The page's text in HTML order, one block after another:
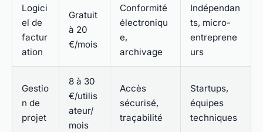
Logici
el de
factur
ation
Gratuit
à 20
€/mois
Conformité
électroniqu
e,
archivage
Indépendan
ts, micro-
entreprene
urs
Gestio
n de
projet
8 à 30
€/utilis
ateur/
mois
Accès
sécurisé,
traçabilité
Startups,
équipes
techniques